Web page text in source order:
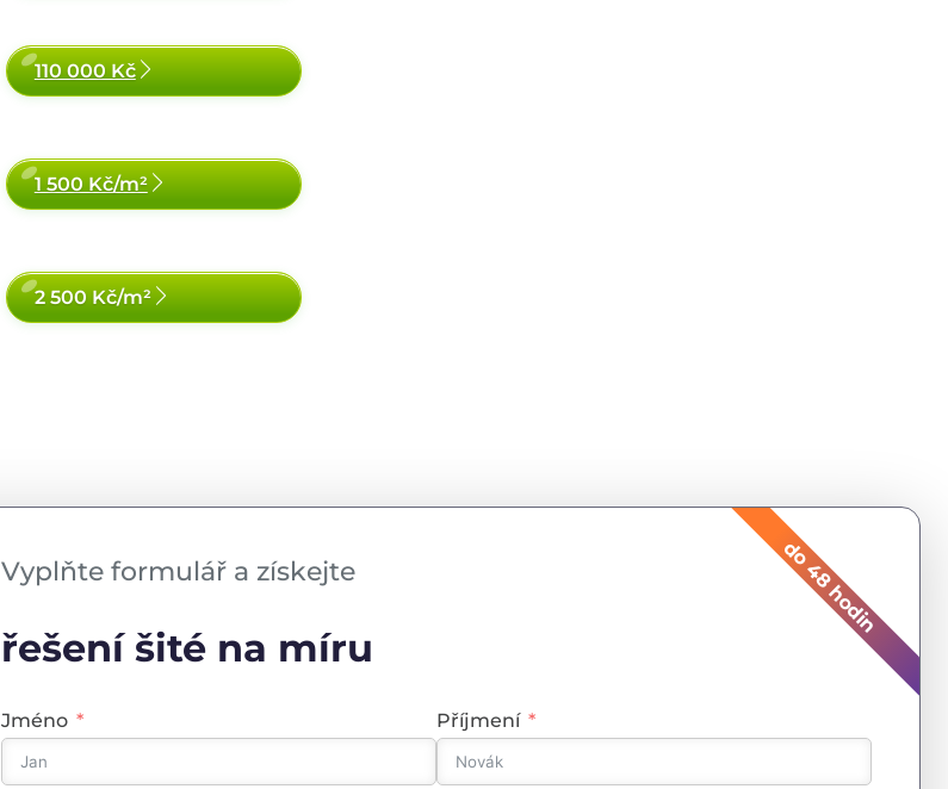
110 000 Kč
1 500 Kč/m²
2 500 Kč/m²
do 48 hodin
Vyplňte formulář a získejte
řešení šité na míru
Jméno Příjmení